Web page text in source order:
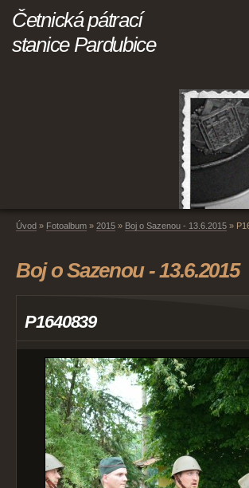
Četnická pátrací
stanice Pardubice
Úvod » Fotoalbum » 2015 » Boj o Sazenou - 13.6.2015 »
Boj o Sazenou - 13.6.2015
P1640839